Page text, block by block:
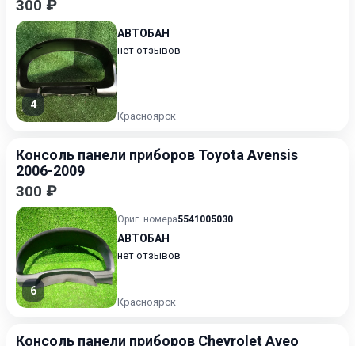
300 ₽
4
АВТОБАН
нет отзывов
Красноярск
Консоль панели приборов Toyota Avensis
2006-2009
300 ₽
6
Ориг. номера5541005030
АВТОБАН
нет отзывов
Красноярск
Консоль панели приборов Chevrolet Aveo